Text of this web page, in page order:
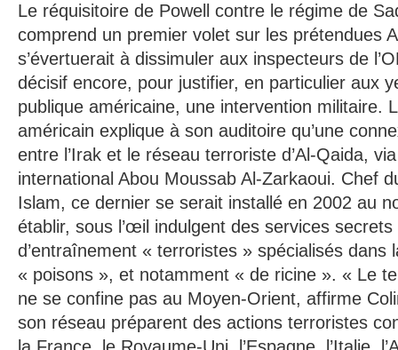
Le réquisitoire de Powell contre le régime de
comprend un premier volet sur les prétendues
s’évertuerait à dissimuler aux inspecteurs de
décisif encore, pour justifier, en particulier aux
publique américaine, une intervention militaire.
américain explique à son auditoire qu’une
entre l’Irak et le réseau terroriste d’Al-Qaida,
international Abou Moussab Al-Zarkaoui. Chef
Islam, ce dernier se serait installé en 2002 au
établir, sous l’œil indulgent des services
d’entraînement « terroristes » spécialisés dans
« poisons », et notamment « de ricine ». « Le
ne se confine pas au Moyen-Orient, affirme
son réseau préparent des actions terroristes